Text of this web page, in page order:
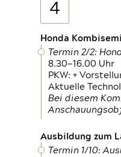
4
Honda
Termin 2/2:
8.30—16.00 Uhr
PKW: +
Aktuelle
Bei diesem
Ausbildung zum
Termin 1/10: